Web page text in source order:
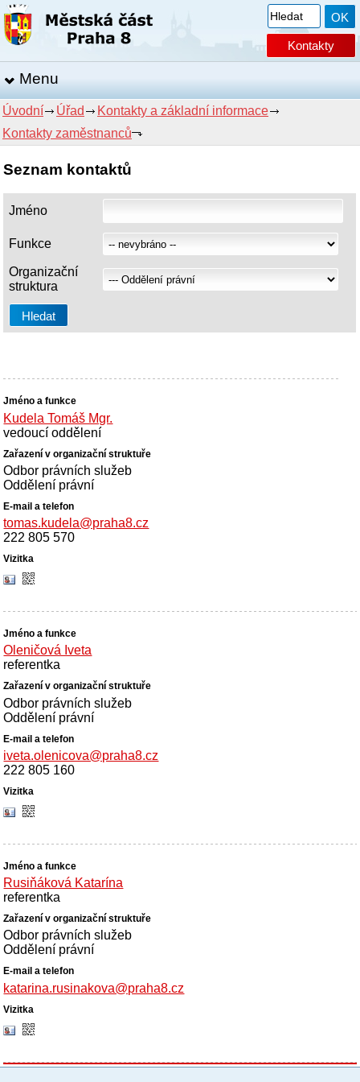
Kontakty
Menu
Úvodní Úřad
Kontakty a základní informace
Kontakty zaměstnanců
Seznam kontaktů
Jméno
Funkce
Organizační
struktura
Kudela Tomáš Mgr.
vedoucí oddělení
Odbor právních služeb
Oddělení právní
tomas.kudela@praha8.cz
222 805 570
Oleničová Iveta
referentka
Odbor právních služeb
Oddělení právní
iveta.olenicova@praha8.cz
222 805 160
Rusiňáková Katarína
referentka
Odbor právních služeb
Oddělení právní
katarina.rusinakova@praha8.cz